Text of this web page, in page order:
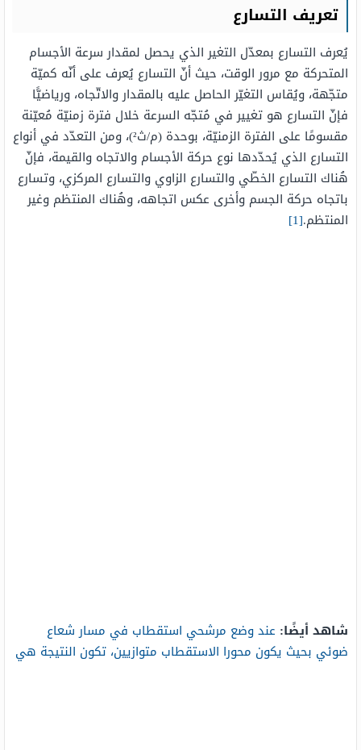
تعريف التسارع
يُعرف التسارع بمعدّل التغير الذي يحصل لمقدار سرعة الأجسام
المتحركة مع مرور الوقت، حيث أنّ التسارع يُعرف على أنّه كميّة
متجّهة، ويُقاس التغيّر الحاصل عليه بالمقدار والاتّجاه، ورياضيًّا
فإنّ التسارع هو تغيير في مُتجّه السرعة خلال فترة زمنيّة مُعيّنة
مقسومًا على الفترة الزمنيّة، بوحدة (م/ث²)، ومن التعدّد في أنواع
التسارع الذي يُحدّدها نوع حركة الأجسام والاتجاه والقيمة، فإنّ
هُناك التسارع الخطّي والتسارع الزاوي والتسارع المركزي، وتسارع
باتجاه حركة الجسم وأخرى عكس اتجاهه، وهُناك المنتظم وغير
المنتظم.[1]
شاهد أيضًا: عند وضع مرشحي استقطاب في مسار شعاع
ضوئي بحيث يكون محورا الاستقطاب متوازيين، تكون النتيجة هي